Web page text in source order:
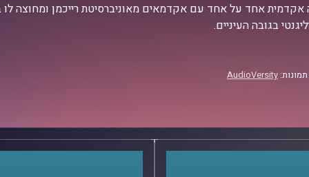
אקדמית אחד על אחד עם אקדמאים מאוניברסיטת רייכמן ומחוצה לו
בגובה העיניים.
AudioVersity